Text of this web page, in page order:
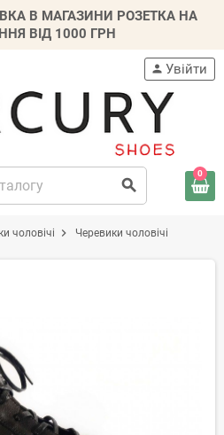
В МАГАЗИНИ РОЗЕТКА НА
ВІД 1000 ГРН
search
person Увійти
0
чоловічі chevron_right Черевики чоловічі